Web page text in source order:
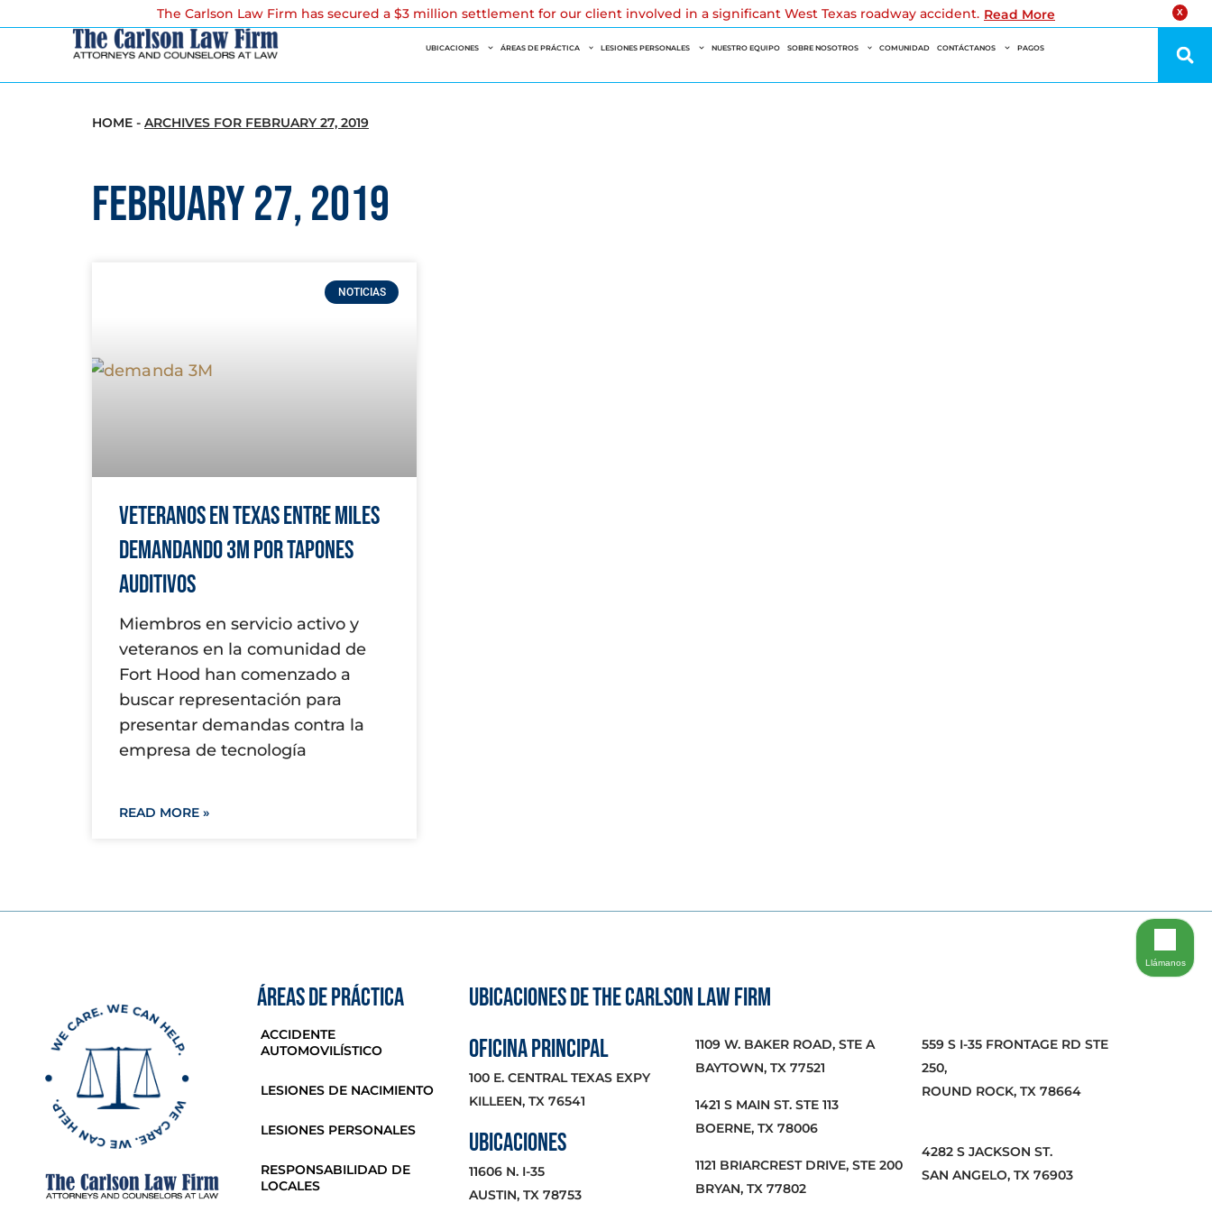
X
The Carlson Law Firm has secured a $3 million settlement for our client involved in a significant West Texas roadway accident. Read More
UBICACIONES ÁREAS DE PRÁCTICA LESIONES PERSONALES NUESTRO EQUIPO SOBRE NOSOTROS COMUNIDAD CONTÁCTANOS PAGOS
HOME - ARCHIVES FOR FEBRUARY 27, 2019
February 27, 2019
NOTICIAS
Veteranos en Texas Entre Miles
Demandando 3M por Tapones
Auditivos
Miembros en servicio activo y
veteranos en la comunidad de
Fort Hood han comenzado a
buscar representación para
presentar demandas contra la
empresa de tecnología
READ MORE »
ÁREAS DE PRÁCTICA
ACCIDENTE
AUTOMOVILÍSTICO
LESIONES DE NACIMIENTO
LESIONES PERSONALES
RESPONSABILIDAD DE
LOCALES
UBICACIONES DE THE CARLSON LAW FIRM
OFICINA PRINCIPAL
100 E. CENTRAL TEXAS EXPY
KILLEEN, TX 76541
UBICACIONES
11606 N. I-35
AUSTIN, TX 78753
1109 W. BAKER ROAD, STE A
BAYTOWN, TX 77521
1421 S MAIN ST. STE 113
BOERNE, TX 78006
1121 BRIARCREST DRIVE, STE 200
BRYAN, TX 77802
559 S I-35 FRONTAGE RD STE
250,
ROUND ROCK, TX 78664
4282 S JACKSON ST.
SAN ANGELO, TX 76903
Llámanos